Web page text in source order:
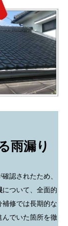
雨漏り
認されたため、
について、全面的
修では長期的な
んでいた箇所を徹